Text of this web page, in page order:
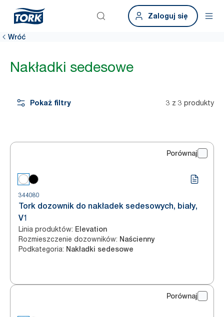
Zaloguj się
Wróć
Nakładki sedesowe
Pokaż filtry 3 z 3 produkty
Porównaj
344080
Tork dozownik do nakładek sedesowych, biały,
V1
Linia produktów: Elevation
Rozmieszczenie dozowników: Naścienny
Podkategoria: Nakładki sedesowe
Porównaj